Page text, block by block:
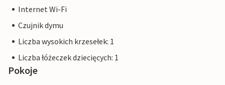
Internet Wi-Fi
Czujnik dymu
Liczba wysokich krzesełek: 1
Liczba łóżeczek dziecięcych: 1
Pokoje